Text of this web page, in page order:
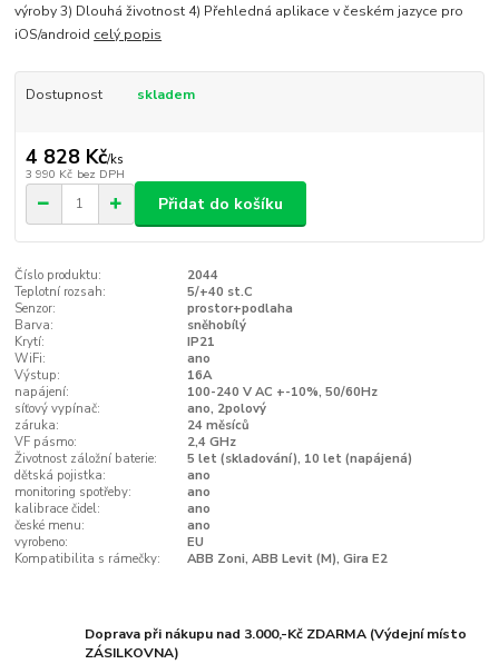
výroby 3) Dlouhá životnost 4) Přehledná aplikace v českém jazyce pro
iOS/android celý popis
Dostupnost skladem
4 828 Kč/ks
3 990 Kč bez DPH
Přidat do košíku
Číslo produktu:
2044
Teplotní rozsah:
5/+40 st.C
Senzor:
prostor+podlaha
Barva:
sněhobílý
Krytí:
IP21
WiFi:
ano
Výstup:
16A
napájení:
100-240 V AC +-10%, 50/60Hz
síťový vypínač:
ano, 2polový
záruka:
24 měsíců
VF pásmo:
2,4 GHz
Životnost záložní baterie:
5 let (skladování), 10 let (napájená)
dětská pojistka:
ano
monitoring spotřeby:
ano
kalibrace čidel:
ano
české menu:
ano
vyrobeno:
EU
Kompatibilita s rámečky:
ABB Zoni, ABB Levit (M), Gira E2
Doprava při nákupu nad 3.000,-Kč ZDARMA (Výdejní místo
ZÁSILKOVNA)